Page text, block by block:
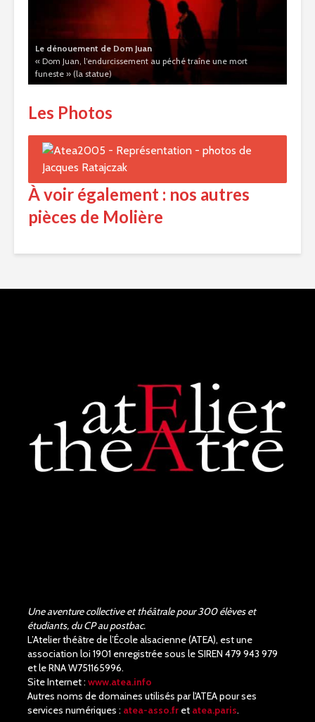
Le dénouement de Dom Juan
« Dom Juan, l’endurcissement au péché traîne une mort
funeste » (la statue)
Les Photos
À voir également : nos autres
pièces de Molière
Une aventure collective et théâtrale pour 300 élèves et
étudiants, du CP au postbac.
L’Atelier théâtre de l’École alsacienne (ATEA), est une
association loi 1901 enregistrée sous le SIREN 479 943 979
et le RNA W751165996.
Site Internet : www.atea.info
Autres noms de domaines utilisés par l'ATEA pour ses
services numériques : atea-asso.fr et atea.paris.